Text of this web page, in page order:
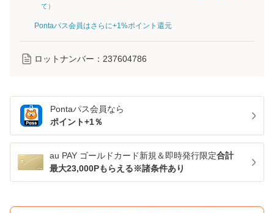
て ）
Pontaパス会員はさらに+1%ポイント還元
ロットナンバー： 237604786
Pontaパス会員なら
ポイント+1％
au PAY ゴールドカード新規＆即時発行限定合計
最大23,000Pもらえる※諸条件あり